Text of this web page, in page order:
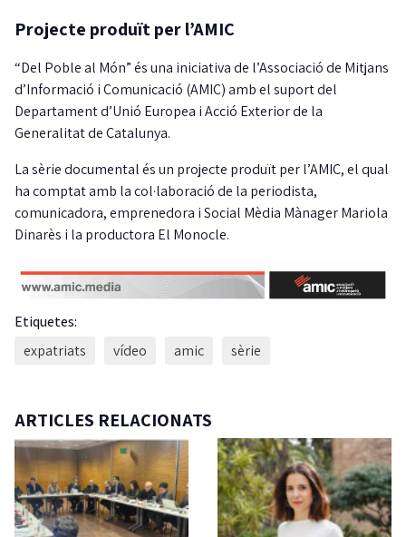
Projecte produït per l’AMIC
“Del Poble al Món” és una iniciativa de l’Associació de Mitjans
d’Informació i Comunicació (AMIC) amb el suport del
Departament d’Unió Europea i Acció Exterior de la
Generalitat de Catalunya.
La sèrie documental és un projecte produït per l’AMIC, el qual
ha comptat amb la col·laboració de la periodista,
comunicadora, emprenedora i Social Mèdia Mànager Mariola
Dinarès i la productora El Monocle.
Etiquetes:
expatriats
vídeo amic sèrie
ARTICLES RELACIONATS